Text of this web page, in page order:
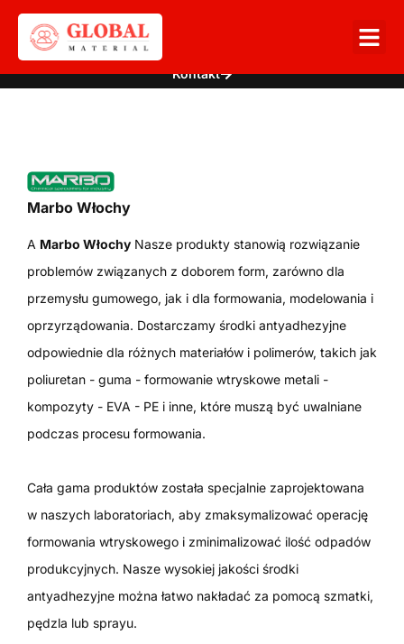
Kontakt
Marbo Włochy
A Marbo Włochy Nasze produkty stanowią rozwiązanie
problemów związanych z doborem form, zarówno dla
przemysłu gumowego, jak i dla formowania, modelowania i
oprzyrządowania. Dostarczamy środki antyadhezyjne
odpowiednie dla różnych materiałów i polimerów, takich jak
poliuretan - guma - formowanie wtryskowe metali -
kompozyty - EVA - PE i inne, które muszą być uwalniane
podczas procesu formowania.
Cała gama produktów została specjalnie zaprojektowana
w naszych laboratoriach, aby zmaksymalizować operację
formowania wtryskowego i zminimalizować ilość odpadów
produkcyjnych. Nasze wysokiej jakości środki
antyadhezyjne można łatwo nakładać za pomocą szmatki,
pędzla lub sprayu.